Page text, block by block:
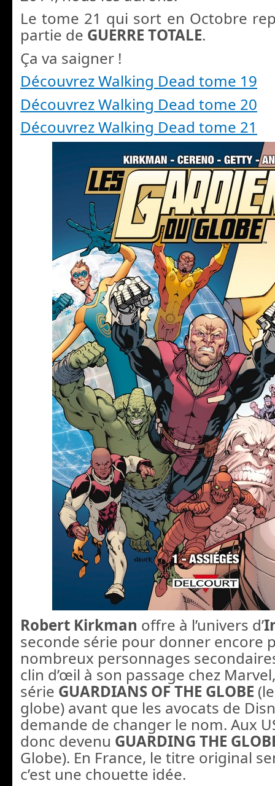
Le tome 21 qui sort en Octobre
partie de GUERRE TOTALE.
Ça va saigner !
Découvrez Walking Dead tome 19
Découvrez Walking Dead tome 20
Découvrez Walking Dead tome 21
Robert Kirkman offre à l’univers d’
seconde série pour donner encore
nombreux personnages
clin d’œil à son passage chez
série GUARDIANS OF THE GLOBE
globe) avant que les avocats de
demande de changer le nom. Aux
donc devenu GUARDING THE
Globe). En France, le titre original
c’est une chouette idée.